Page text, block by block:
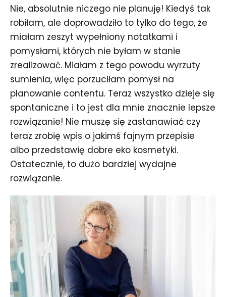
Nie, absolutnie niczego nie planuję! Kiedyś tak
robiłam, ale doprowadziło to tylko do tego, że
miałam zeszyt wypełniony notatkami i
pomysłami, których nie byłam w stanie
zrealizować. Miałam z tego powodu wyrzuty
sumienia, więc porzuciłam pomysł na
planowanie contentu. Teraz wszystko dzieje się
spontaniczne i to jest dla mnie znacznie lepsze
rozwiązanie! Nie muszę się zastanawiać czy
teraz zrobię wpis o jakimś fajnym przepisie
albo przedstawię dobre eko kosmetyki.
Ostatecznie, to dużo bardziej wydajne
rozwiązanie.